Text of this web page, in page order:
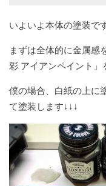
いよいよ本体の塗装で
まずは全体的に金属感
彩 アイアンペイント」
僕の場合、白紙の上に
て塗装します↓↓↓